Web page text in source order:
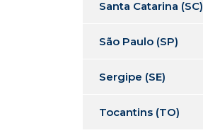
Santa Catarina (SC)
São Paulo (SP)
Sergipe (SE)
Tocantins (TO)